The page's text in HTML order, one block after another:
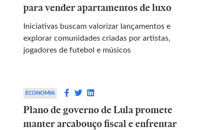
para vender apartamentos de luxo
Iniciativas buscam valorizar lançamentos e
explorar comunidades criadas por artistas,
jogadores de futebol e músicos
ECONOMIA
Plano de governo de Lula promete
manter arcabouço fiscal e enfrentar